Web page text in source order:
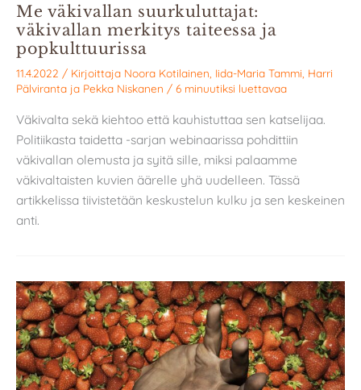
Me väkivallan suurkuluttajat:
väkivallan merkitys taiteessa ja
popkulttuurissa
11.4.2022 / Kirjoittaja Noora Kotilainen Iida-Maria Tammi Harri
Pälviranta ja Pekka Niskanen / 6 minuutiksi luettavaa
Väkivalta sekä kiehtoo että kauhistuttaa sen katselijaa.
Politiikasta taidetta -sarjan webinaarissa pohdittiin
väkivallan olemusta ja syitä sille, miksi palaamme
väkivaltaisten kuvien äärelle yhä uudelleen. Tässä
artikkelissa tiivistetään keskustelun kulku ja sen keskeinen
anti.